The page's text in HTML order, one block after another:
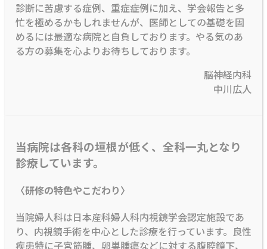
診断に苦慮する症例、重症症例に加え、学会報告と多
忙を極めるかもしれませんが、医師としての基礎を固
めるには最適な病院と自負しております。やる気のあ
る方の募集を心よりお待ちしております。
脳神経内科
中川広人
当病院は各科の垣根が低く、全科一丸となり
診療しています。
〈研修の特色やこだわり〉
当院婦人科は日本産科婦人科内視鏡学会認定施設であ
り、内視鏡手術を中心とした診療を行っています。良性
疾患特に子宮筋腫、卵巣腫瘍などに対する腹腔鏡下、